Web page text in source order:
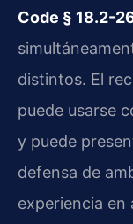
Code § 18.2-
distintos. El
puede usarse
y puede
defensa de
experiencia en